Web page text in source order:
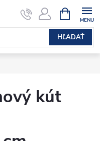
HĽADAŤ
KOŠÍK
kút